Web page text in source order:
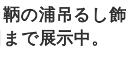
の浦吊るし
で展示中。